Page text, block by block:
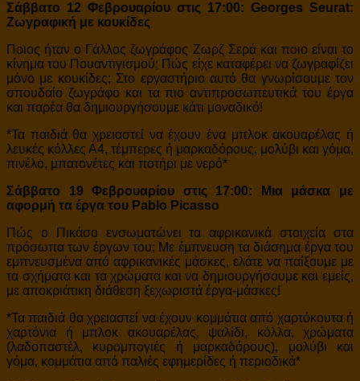
Σάββατο 12 Φεβρουαρίου στις 17:00: Georges Seurat:
Ζωγραφική με κουκίδες
Ποιος ήταν ο Γάλλος ζωγράφος Ζωρζ Σερά και ποιο είναι το
κίνημα του Πουαντιγισμού; Πώς είχε καταφέρει να ζωγραφίζει
μόνο με κουκίδες; Στο εργαστήριο αυτό θα γνωρίσουμε τον
σπουδαίο ζωγράφο και τα πιο αντιπροσωπευτικά του έργα
και παρέα θα δημιουργήσουμε κάτι μοναδικό!
*Τα παιδιά θα χρειαστεί να έχουν ένα μπλοκ ακουαρέλας ή
λευκές κόλλες Α4, τέμπερες ή μαρκαδόρους, μολύβι και γόμα,
πινέλο, μπατονέτες και ποτήρι με νερό*
Σάββατο 19 Φεβρουαρίου στις 17:00: Μια μάσκα με
αφορμή τα έργα του Pablo Picasso
Πώς ο Πικάσο ενσωματώνει τα αφρικανικά στοιχεία στα
πρόσωπα των έργων του; Με έμπνευση τα διάσημα έργα του
εμπνευσμένα από αφρικανικές μάσκες, ελάτε να παίξουμε με
τα σχήματα και τα χρώματα και να δημιουργήσουμε και εμείς,
με αποκριάτικη διάθεση ξεχωριστά έργα-μάσκες!
*Τα παιδιά θα χρειαστεί να έχουν κομμάτια από χαρτόκουτα ή
χαρτόνια ή μπλοκ ακουαρέλας, ψαλίδι, κόλλα, χρώματα
(λαδοπαστέλ, κυρομπογιές ή μαρκαδόρους), μολύβι και
γόμα, κομμάτια από παλιές εφημερίδες ή περιοδικά*